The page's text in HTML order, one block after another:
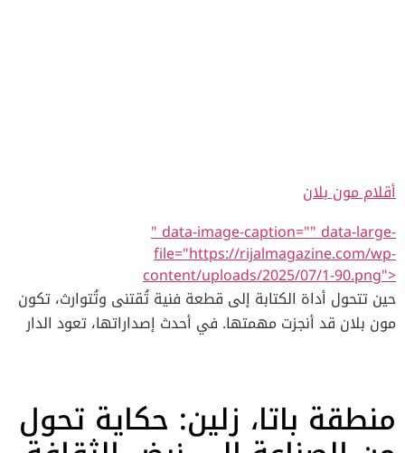
أقلام مون بلان
" data-image-caption="" data-large-
file="https://rijalmagazine.com/wp-
content/uploads/2025/07/1-90.png">
حين تتحول أداة الكتابة إلى قطعة فنية تُقتنى وتُتوارث، تكون
مون بلان قد أنجزت مهمتها. في أحدث إصداراتها، تعود الدار
فون غوته، في تحية تجمع بين الأدب والعلم والفن في تصميم
واحد. ولمن يتابع عالم الفخامة، يقدم قسم لايف ستايل
منطقة باتا، زلين: حكاية تحول